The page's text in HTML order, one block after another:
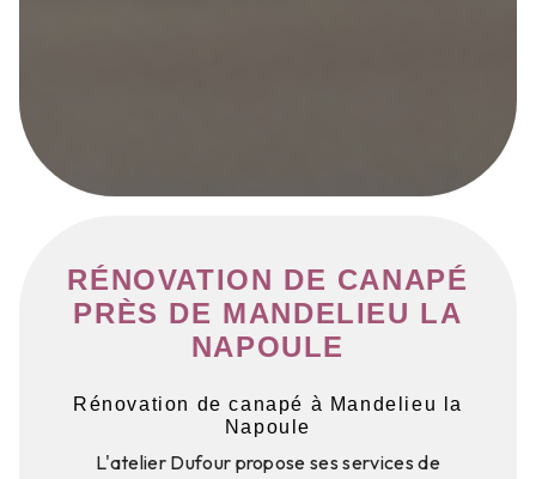
RÉNOVATION DE CANAPÉ
PRÈS DE MANDELIEU LA
NAPOULE
Rénovation de canapé à Mandelieu la
Napoule
L'atelier Dufour propose ses services de